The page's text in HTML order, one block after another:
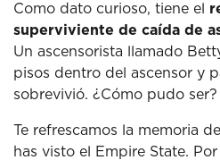
Como dato curioso, tiene el
superviviente de caída de
Un ascensorista llamado
pisos dentro del ascensor y
sobrevivió. ¿Cómo pudo ser?
Te refrescamos la memoria
has visto el Empire State.